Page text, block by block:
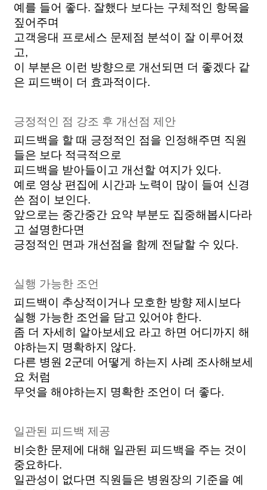
예를 들어 좋다. 잘했다 보다는 구체적인 항목을
짚어주며
고객응대 프로세스 문제점 분석이 잘 이루어졌
고,
이 부분은 이런 방향으로 개선되면 더 좋겠다 같
은 피드백이 더 효과적이다.
긍정적인 점 강조 후 개선점 제안
피드백을 할 때 긍정적인 점을 인정해주면 직원
들은 보다 적극적으로
피드백을 받아들이고 개선할 여지가 있다.
예로 영상 편집에 시간과 노력이 많이 들여 신경
쓴 점이 보인다.
앞으로는 중간중간 요약 부분도 집중해봅시다라
고 설명한다면
긍정적인 면과 개선점을 함께 전달할 수 있다.
실행 가능한 조언
피드백이 추상적이거나 모호한 방향 제시보다
실행 가능한 조언을 담고 있어야 한다.
좀 더 자세히 알아보세요 라고 하면 어디까지 해
야하는지 명확하지 않다.
다른 병원 2군데 어떻게 하는지 사례 조사해보세
요 처럼
무엇을 해야하는지 명확한 조언이 더 좋다.
일관된 피드백 제공
비슷한 문제에 대해 일관된 피드백을 주는 것이
중요하다.
일관성이 없다면 직원들은 병원장의 기준을 예